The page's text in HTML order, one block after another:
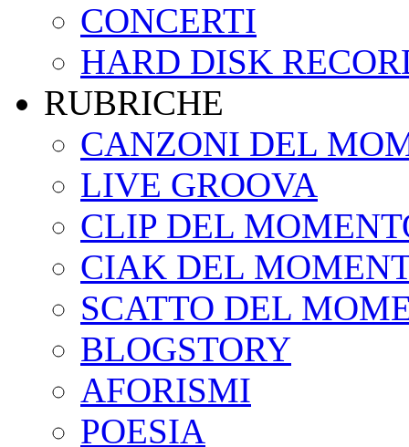
CONCERTI
HARD DISK
RUBRICHE
CANZONI DEL
LIVE GROOVA
CLIP DEL
CIAK DEL
SCATTO DEL
BLOGSTORY
AFORISMI
POESIA